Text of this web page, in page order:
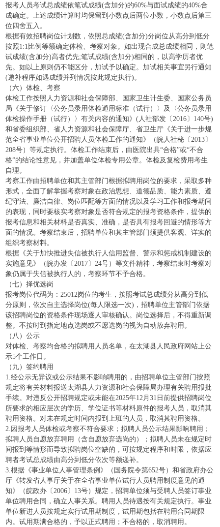
报考人员考试总成绩依笔试成绩(含加分)的60%与面试成绩的40%合
成确定。上述成绩计算时均保留到小数点后两位小数，小数点后第三
位四舍五入。
根据有效招聘岗位计划数，依照总成绩(含加分)分岗位从高分到低分
按照1:1比例等额确定体检、考察对象。如出现合成总成绩相同，则笔
试成绩(含加分)高者优先;笔试成绩(含加分)相同的，以高学历者优
先。如以上原则仍不能区分，加试予以确定。加试相关事宜另行通知
(递补程序如遇成绩并列情况按此规定执行)。
（六）体检、考察
体检工作按照人力资源和社会保障部、国家卫生计生委、国家公务员
局《关于修订〈公务员录用体检通用标准（试行）〉及〈公务员录用
体检操作手册（试行）〉有关内容的通知》(人社部发〔2016〕140号)
和省委组织部、省人力资源和社会保障厅、省卫生厅《关于进一步规
范全省事业单位公开招聘人员体检工作的通知》（皖人社秘〔2013〕
208号）等规定执行。体检工作结束后，由医院出具“合格”或“不合
格”的结论性意见，并加盖单位体检专用公章。体检及复检费用考生
自理。
考察工作由招聘单位和其主管部门根据拟聘用岗位的要求，采取多种
形式，全面了解掌握考察对象在政治思想、道德品质、能力素质、遵
纪守法、廉洁自律、岗位匹配等方面的情况以及学习工作和报考期间
的表现，同时要核实考察对象是否符合规定的报考资格条件，提供的
报考信息和相关材料是否真实、准确，是否具有报考回避的情形等方
面的情况。考察结束后，招聘单位和其主管部门须提供客观、详实的
组织考察材料。
根据《关于加快推进失信被执行人信用监督、警示和惩戒机制建设的
实施意见》（皖办发〔2017〕24号）等文件精神，考察结束时考察对
象仍属于失信被执行人的，考察环节不予合格。
（七）择优选岗
报考岗位代码为：25012岗位的考生，按照考试总成绩分从高分到低
分原则，依次自主选择岗位(每人限选一次)，招聘单位主管部门依据
该招聘岗位的资格条件现场逐人审核确认。岗位选择后，不得重新调
整。不按时到指定地点选岗或不愿选岗的视为自动放弃聘用。
（八）公示
对体检、考察均合格的拟聘用人员名单，在太湖县人民政府网站上公
示5个工作日。
（九）签约聘用
1.经公示无异议或公示结果不影响聘用的，由招聘单位主管部门按照
规定将有关材料报送太湖县人力资源和社会保障局办理有关聘用报批
手续。对违反公开招聘规定或未能在2025年12月31日前提供招聘岗位
所要求的相应层次的学历、学位证书等材料原件的报考人员，取消其
聘用资格。对未在规定时间内报到上班的人员，取消其聘用资格。
2.因报考人员体检或考察不符合要求；拟聘人员公示结果影响聘用；
拟聘人员自愿放弃聘用（含自愿放弃选岗的）；拟聘人员未在规定时
间报到等情形而导致拟聘岗位空缺的，可按规定程序和时限，依据应
聘者考试总成绩由高分到低分依次等额递补。
3.根据《事业单位人事管理条例》（国务院令第652号）和省政府办公
厅《转发省人事厅关于在全省事业单位试行人员聘用制度意见的通
知》（皖政办〔2006〕13号）规定，招聘单位须与受聘人员签订事业
单位聘用合同，确立人事关系。聘用人员待遇按有关规定执行。事业
单位新进人员按规定实行试用期制度，试用期包括在聘用合同期限
内。试用期满合格的，予以正式聘用；不合格的，取消聘用。